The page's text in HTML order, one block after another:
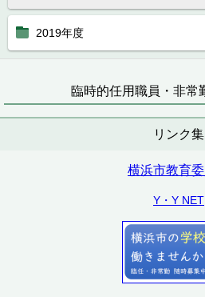
2019年度
臨時的任用職員・非常
リンク集
横浜市教育
Y・Y NET